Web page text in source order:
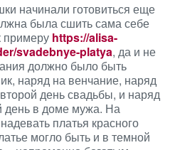
начинали готовиться еще
была сшить сама себе
примеру https://alisa-
svadebnye-platya, да и не
должно было быть
наряд на венчание, наряд
день свадьбы, и наряд
в доме мужа. На
платья красного
могло быть и в темной